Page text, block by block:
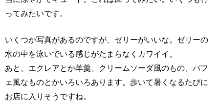
ってみたいです。
いくつか写真があるのですが、ゼリーがいいな。ゼリーの
水の中を泳いでいる感じがたまらなくカワイイ。
あと、エクレアとか羊羹、クリームソーダ風のもの、パフ
ェ風なものとかいろいろあります。歩いて暑くなるたびに
お店に入りそうですね。